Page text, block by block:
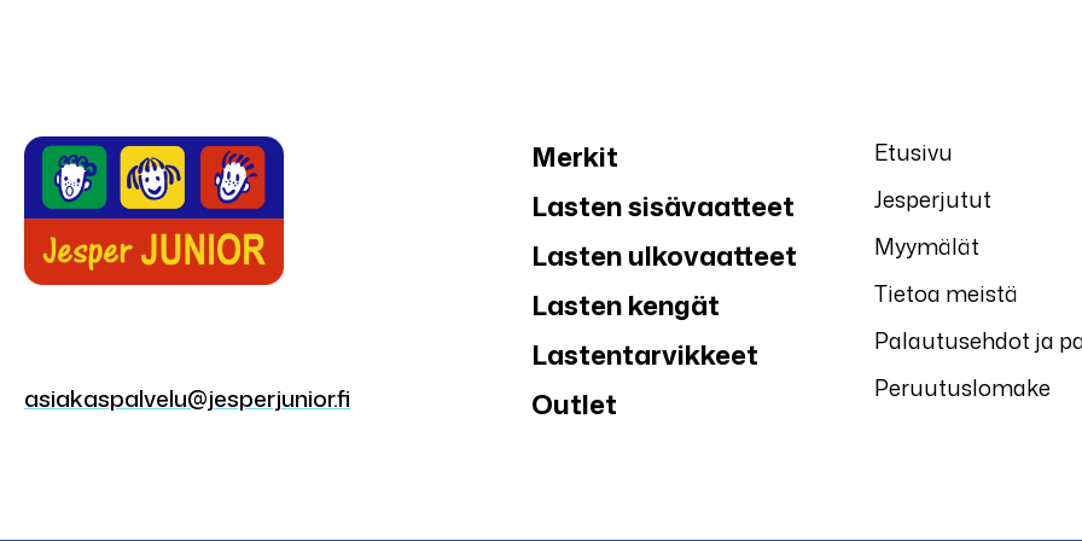
asiakaspalvelu@jesperjunior.fi
Merkit
Lasten sisävaatteet
Lasten ulkovaatteet
Lasten kengät
Lastentarvikkeet
Outlet
Etusivu
Jesperjutut
Myymälät
Tietoa meistä
Palautusehdot ja
Peruutuslomake